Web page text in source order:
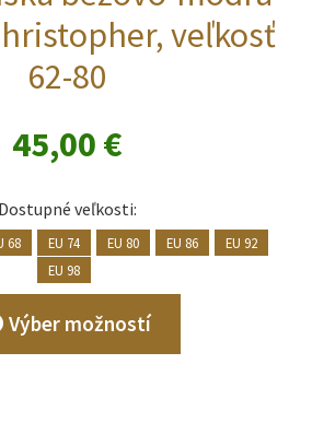
veľkosť
62-80
45,00 €
Dostupné veľkosti:
68 EU 74 EU 80 EU 86
EU 92
EU 98
Výber možností
má